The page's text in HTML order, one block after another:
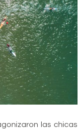
las chicas